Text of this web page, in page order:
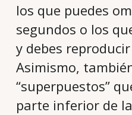
los que puedes
segundos o los
y debes
Asimismo,
“superpuestos”
parte inferior de